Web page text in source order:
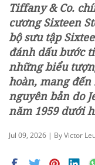
Tiffany & Co.
cương Sixteen
bộ sưu tập
đánh dấu bước
những biểu
hoàn, mang đến
nguyên bản do
năm 1959 dưới
Jul 09, 2026 | By Victor